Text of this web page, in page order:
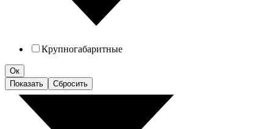
Крупногабаритные
Ок
Показать
Сбросить